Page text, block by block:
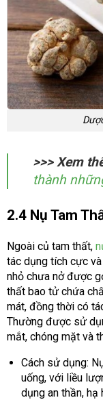
>>> Xem
thành
2.4 Nụ Tam
Ngoài củ tam thất,
tác dụng tích cực
nhỏ chưa nở được
thất bao tử chứa
mát, đồng thời có
Thường được sử
mắt, chóng mặt và
Cách sử dụng:
uống, với liều
dụng an thần,